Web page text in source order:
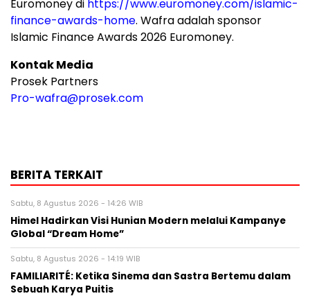
Euromoney di https://www.euromoney.com/islamic-
finance-awards-home. Wafra adalah sponsor
Islamic Finance Awards 2026 Euromoney.
Kontak Media
Prosek Partners
Pro-wafra@prosek.com
BERITA TERKAIT
Sabtu, 8 Agustus 2026 - 14:26 WIB
Himel Hadirkan Visi Hunian Modern melalui Kampanye
Global “Dream Home”
Sabtu, 8 Agustus 2026 - 14:19 WIB
FAMILIARITÉ: Ketika Sinema dan Sastra Bertemu dalam
Sebuah Karya Puitis